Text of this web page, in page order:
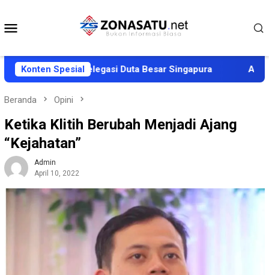
konten
Konten Spesial
Delegasi Duta Besar Singapura AWALI
Beranda Opini
Ketika Klitih Berubah Menjadi Ajang
“Kejahatan”
Admin
April 10, 2022